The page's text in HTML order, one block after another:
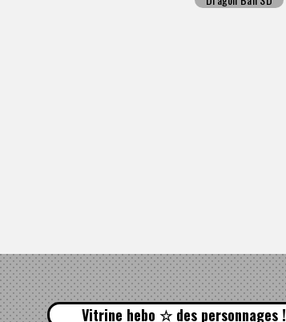
Vitrine hebo ☆ des personnages !